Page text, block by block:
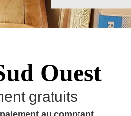
Ouest
gratuits
au comptant